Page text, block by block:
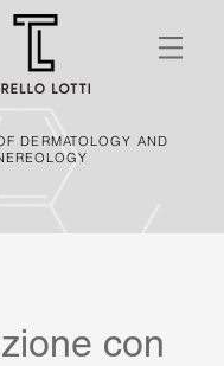
DERMATOLOGY AND
con